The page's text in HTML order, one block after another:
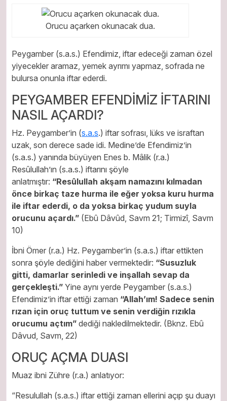
Orucu açarken okunacak dua.
Peygamber (s.a.s.) Efendimiz, iftar edeceği zaman özel
yiyecekler aramaz, yemek ayrımı yapmaz, sofrada ne
bulursa onunla iftar ederdi.
PEYGAMBER EFENDİMİZ İFTARINI
NASIL AÇARDI?
Hz. Peygamber’in (s.a.s.) iftar sofrası, lüks ve israftan
uzak, son derece sade idi. Medine’de Efendimiz’in
(s.a.s.) yanında büyüyen Enes b. Mâlik (r.a.)
Resûlullah’ın (s.a.s.) iftarını şöyle
anlatmıştır: “Resûlullah akşam namazını kılmadan
önce birkaç taze hurma ile eğer yoksa kuru hurma
ile iftar ederdi, o da yoksa birkaç yudum suyla
orucunu açardı.” (Ebû Dâvûd, Savm 21; Tirmizî, Savm
10)
İbni Ömer (r.a.) Hz. Peygamber’in (s.a.s.) iftar ettikten
sonra şöyle dediğini haber vermektedir: “Susuzluk
gitti, damarlar serinledi ve inşallah sevap da
gerçekleşti.” Yine aynı yerde Peygamber (s.a.s.)
Efendimiz’in iftar ettiği zaman “Allah’ım! Sadece senin
rızan için oruç tuttum ve senin verdiğin rızıkla
orucumu açtım” dediği nakledilmektedir. (Bknz. Ebû
Dâvud, Savm, 22)
ORUÇ AÇMA DUASI
Muaz ibni Zühre (r.a.) anlatıyor:
“Resulullah (s.a.s.) iftar ettiği zaman ellerini açıp şu duayı